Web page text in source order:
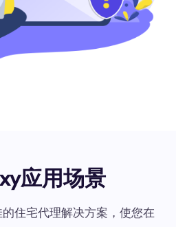
应用场景
的住宅代理解决方案，使您在